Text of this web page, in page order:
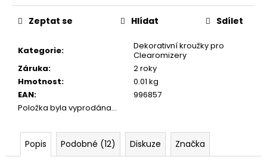
Měrná
cena:
Kategorie:
Dekorativní kroužky pro
Clearomizery
Záruka:
2 roky
Hmotnost:
0.01 kg
EAN:
996857
Položka byla vyprodána…
Zeptat se Hlídat Sdílet
Popis Podobné (12) Diskuze Značka
m
e
ELF
BAR
600
20MG
WATERMELON
MELOUN)
195